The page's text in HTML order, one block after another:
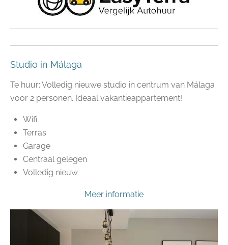
Studio in Málaga
Te huur: Volledig nieuwe studio in centrum van Málaga
voor 2 personen. Ideaal vakantieappartement!
Wifi
Terras
Garage
Centraal gelegen
Volledig nieuw
Meer informatie